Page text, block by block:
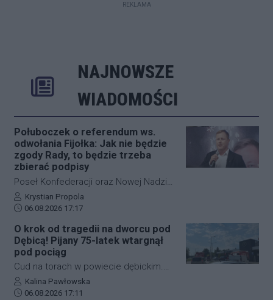
REKLAMA
NAJNOWSZE
WIADOMOŚCI
Połuboczek o referendum ws.
odwołania Fijołka: Jak nie będzie
zgody Rady, to będzie trzeba
zbierać podpisy
Poseł Konfederacji oraz Nowej Nadziei,
Michał Połuboczek, deklaruje
gotowość do zaangażowania się w
przeprowadzenia referendum w
sprawie odwołania prezydenta
Rzeszowa, Konrada Fijołka. W
programie "Cogito… u Raczyńskiej" na
antenie wPolsce24 ocenił, że jeśli
Autor artykułu:
Krystian Propola
Data dodania artykułu:
06.08.2026 17:17
O krok od tragedii na dworcu pod
Dębicą! Pijany 75-latek wtargnął
pod pociąg
Cud na torach w powiecie dębickim.
Pijany 75-letni mężczyzna wtargnął pod
nadjeżdżający pociąg na dworcu PKP w
Autor artykułu:
Kalina Pawłowska
Data dodania artykułu:
06.08.2026 17:11